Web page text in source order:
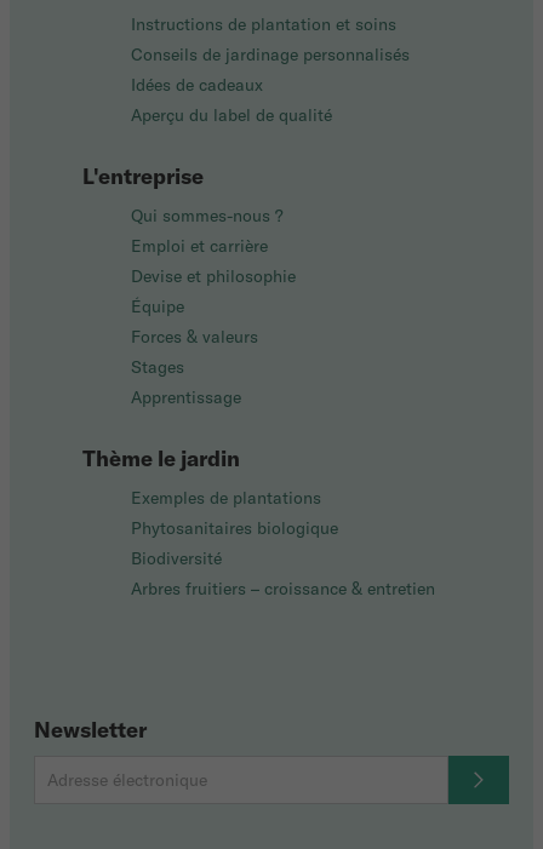
Instructions de plantation et soins
Conseils de jardinage personnalisés
Idées de cadeaux
Aperçu du label de qualité
L'entreprise
Qui sommes-nous ?
Emploi et carrière
Devise et philosophie
Équipe
Forces & valeurs
Stages
Apprentissage
Thème le jardin
Exemples de plantations
Phytosanitaires biologique
Biodiversité
Arbres fruitiers – croissance & entretien
Newsletter